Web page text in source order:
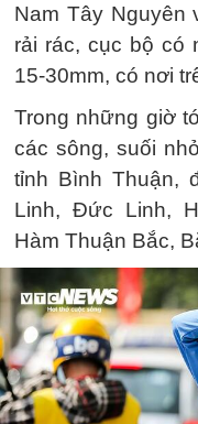
Nam Tây Nguyên
rải rác, cục bộ
15-30mm, có nơi
Trong những giờ
các sông, suối
tỉnh Bình Thuận,
Linh, Đức Linh,
Hàm Thuận Bắc,